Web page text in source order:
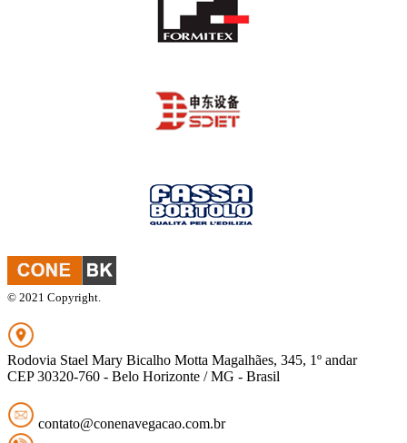
© 2021 Copyright.
Rodovia Stael Mary Bicalho Motta Magalhães, 345, 1º andar
CEP 30320-760 - Belo Horizonte / MG - Brasil
contato@conenavegacao.com.br